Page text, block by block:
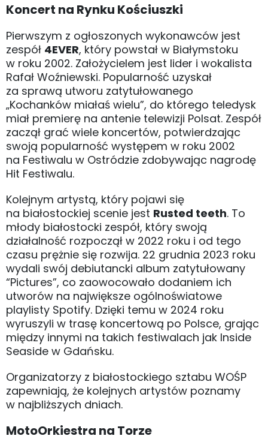
Koncert na Rynku Kościuszki
Pierwszym z ogłoszonych wykonawców jest
zespół 4EVER, który powstał w Białymstoku
w roku 2002. Założycielem jest lider i wokalista
Rafał Woźniewski. Popularność uzyskał
za sprawą utworu zatytułowanego
„Kochanków miałaś wielu”, do którego teledysk
miał premierę na antenie telewizji Polsat. Zespół
zaczął grać wiele koncertów, potwierdzając
swoją popularność występem w roku 2002
na Festiwalu w Ostródzie zdobywając nagrodę
Hit Festiwalu.
Kolejnym artystą, który pojawi się
na białostockiej scenie jest Rusted teeth. To
młody białostocki zespół, który swoją
działalność rozpoczął w 2022 roku i od tego
czasu prężnie się rozwija. 22 grudnia 2023 roku
wydali swój debiutancki album zatytułowany
“Pictures”, co zaowocowało dodaniem ich
utworów na największe ogólnoświatowe
playlisty Spotify. Dzięki temu w 2024 roku
wyruszyli w trasę koncertową po Polsce, grając
między innymi na takich festiwalach jak Inside
Seaside w Gdańsku.
Organizatorzy z białostockiego sztabu WOŚP
zapewniają, że kolejnych artystów poznamy
w najbliższych dniach.
MotoOrkiestra na Torze